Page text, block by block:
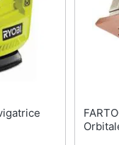
FARTOOLS -